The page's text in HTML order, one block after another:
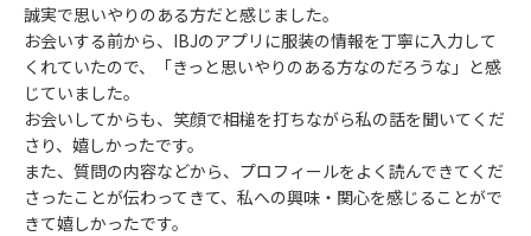
誠実で思いやりのある方だと感じました。
お会いする前から、IBJのアプリに服装の情報を丁寧に入力して
くれていたので、「きっと思いやりのある方なのだろうな」と感
じていました。
お会いしてからも、笑顔で相槌を打ちながら私の話を聞いてくだ
さり、嬉しかったです。
また、質問の内容などから、プロフィールをよく読んできてくだ
さったことが伝わってきて、私への興味・関心を感じることがで
きて嬉しかったです。